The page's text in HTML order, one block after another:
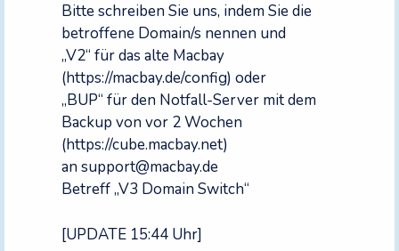
Bitte schreiben Sie uns, indem Sie die
betroffene Domain/s nennen und
„V2“ für das alte Macbay
(https://macbay.de/config) oder
„BUP“ für den Notfall-Server mit dem
Backup von vor 2 Wochen
(https://cube.macbay.net)
an support@macbay.de
Betreff „V3 Domain Switch“
[UPDATE 15:44 Uhr]